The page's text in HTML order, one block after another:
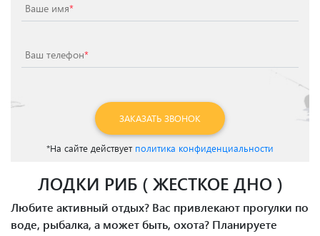
Ваше имя*
Ваш телефон*
ЗАКАЗАТЬ ЗВОНОК
*На сайте действует политика конфиденциальности
ЛОДКИ РИБ ( ЖЕСТКОЕ ДНО )
Любите активный отдых? Вас привлекают прогулки по
воде, рыбалка, а может быть, охота? Планируете